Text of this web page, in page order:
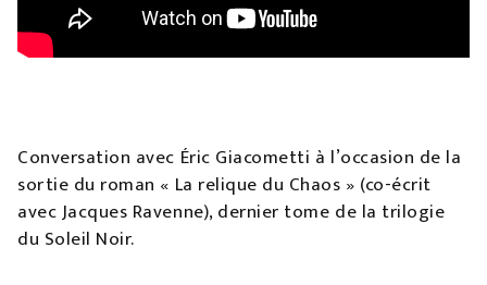
Conversation avec Éric Giacometti à l’occasion de la
sortie du roman « La relique du Chaos » (co-écrit
avec Jacques Ravenne), dernier tome de la trilogie
du Soleil Noir.